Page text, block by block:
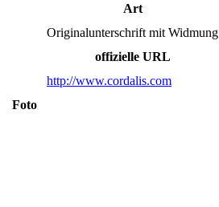
Art
Originalunterschrift mit Widmung
offizielle URL
http://www.cordalis.com
Foto